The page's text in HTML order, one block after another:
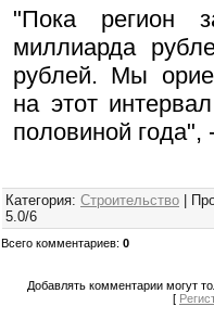
"Пока регион
миллиарда
рублей. Мы
на этот
половиной года",
Категория: Строительство
5.0/6
Всего комментариев: 0
Добавлять комментарии могут
[